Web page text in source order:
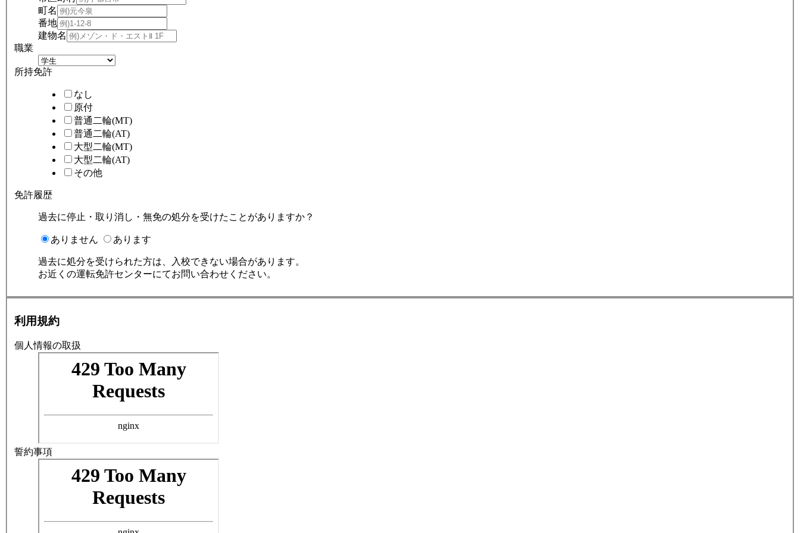
町名
番地
建物名
職業
所持免許
なし
原付
普通二輪(MT)
普通二輪(AT)
大型二輪(MT)
大型二輪(AT)
その他
免許履歴
過去に停止・取り消し・無免の処分を受けたことがありますか？
ありません あります
過去に処分を受けられた方は、入校できない場合があります。
お近くの運転免許センターにてお問い合わせください。
利用規約
個人情報の取扱
誓約事項